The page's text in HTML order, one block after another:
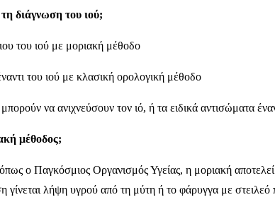
τη διάγνωση του ιού;
του ιού με μοριακή μέθοδο
του ιού με κλασική ορολογική μέθοδο
να ανιχνεύσουν τον ιό, ή τα ειδικά αντισώματα
μέθοδος;
ο Παγκόσμιος Οργανισμός Υγείας, η μοριακή
γίνεται λήψη υγρού από τη μύτη ή το φάρυγγα με